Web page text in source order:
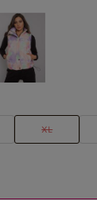
XL